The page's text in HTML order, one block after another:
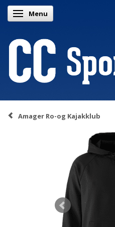
Skifte navigation
Menu
Amager Ro-og Kajakklub